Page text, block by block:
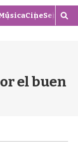
CineSeries
M
o
r
b
e
el buen